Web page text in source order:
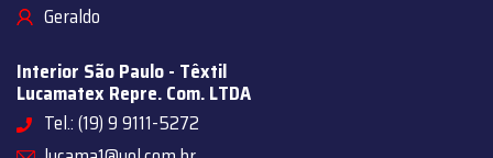
Geraldo
Interior São Paulo - Têxtil
Lucamatex Repre. Com. LTDA
Tel.: (19) 9 9111-5272